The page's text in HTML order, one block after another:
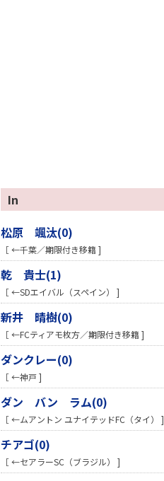
In
松原 颯汰(0)
［ ←千葉／期限付き移籍 ]
乾 貴士(1)
［ ←SDエイバル（スペイン） ]
新井 晴樹(0)
［ ←FCティアモ枚方／期限付き移籍 ]
ダンクレー(0)
［ ←神戸 ]
ダン バン ラム(0)
［ ←ムアントン ユナイテッドFC（タイ） ]
チアゴ(0)
［ ←セアラーSC（ブラジル） ]